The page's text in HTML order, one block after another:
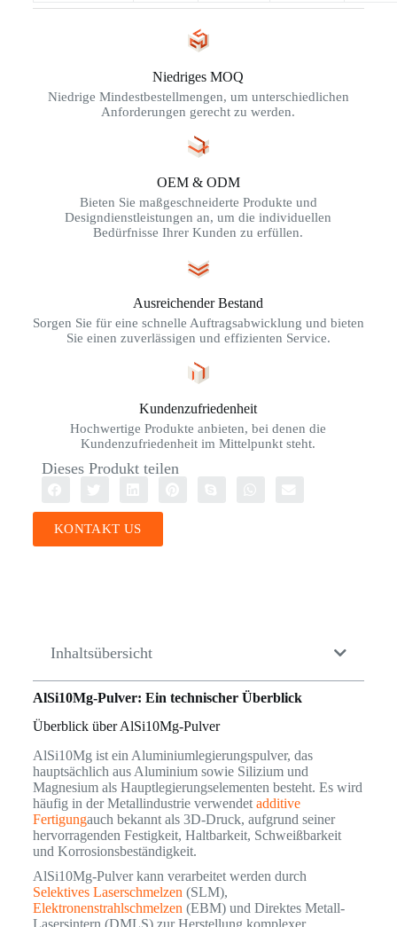
Niedriges MOQ
Niedrige Mindestbestellmengen, um unterschiedlichen
Anforderungen gerecht zu werden.
OEM & ODM
Bieten Sie maßgeschneiderte Produkte und
Designdienstleistungen an, um die individuellen
Bedürfnisse Ihrer Kunden zu erfüllen.
Ausreichender Bestand
Sorgen Sie für eine schnelle Auftragsabwicklung und bieten
Sie einen zuverlässigen und effizienten Service.
Kundenzufriedenheit
Hochwertige Produkte anbieten, bei denen die
Kundenzufriedenheit im Mittelpunkt steht.
Dieses Produkt teilen
KONTAKT US
Inhaltsübersicht
AlSi10Mg-Pulver: Ein technischer Überblick
Überblick über AlSi10Mg-Pulver
AlSi10Mg ist ein Aluminiumlegierungspulver, das
hauptsächlich aus Aluminium sowie Silizium und
Magnesium als Hauptlegierungselementen besteht. Es wird
häufig in der Metallindustrie verwendet additive
Fertigungauch bekannt als 3D-Druck, aufgrund seiner
hervorragenden Festigkeit, Haltbarkeit, Schweißbarkeit
und Korrosionsbeständigkeit.
AlSi10Mg-Pulver kann verarbeitet werden durch
Selektives Laserschmelzen (SLM),
Elektronenstrahlschmelzen (EBM) und Direktes Metall-